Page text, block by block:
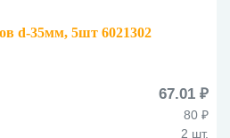
d-35мм, 5шт 6021302
67.01 ₽
80 ₽
2 шт.